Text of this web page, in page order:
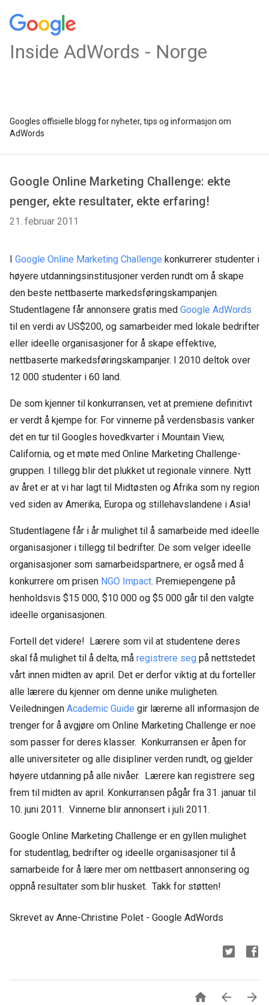
Inside AdWords - Norge
Googles offisielle blogg for nyheter, tips og informasjon om
AdWords
Google Online Marketing Challenge: ekte
penger, ekte resultater, ekte erfaring!
21. februar 2011
I Google Online Marketing Challenge konkurrerer studenter i
høyere utdanningsinstitusjoner verden rundt om å skape
den beste nettbaserte markedsføringskampanjen.
Studentlagene får annonsere gratis med Google AdWords
til en verdi av US$200, og samarbeider med lokale bedrifter
eller ideelle organisasjoner for å skape effektive,
nettbaserte markedsføringskampanjer. I 2010 deltok over
12 000 studenter i 60 land.
De som kjenner til konkurransen, vet at premiene definitivt
er verdt å kjempe for. For vinnerne på verdensbasis vanker
det en tur til Googles hovedkvarter i Mountain View,
California, og et møte med Online Marketing Challenge-
gruppen. I tillegg blir det plukket ut regionale vinnere. Nytt
av året er at vi har lagt til Midtøsten og Afrika som ny region
ved siden av Amerika, Europa og stillehavslandene i Asia!
Studentlagene får i år mulighet til å samarbeide med ideelle
organisasjoner i tillegg til bedrifter. De som velger ideelle
organisasjoner som samarbeidspartnere, er også med å
konkurrere om prisen NGO Impact. Premiepengene på
henholdsvis $15 000, $10 000 og $5 000 går til den valgte
ideelle organisasjonen.
Fortell det videre! Lærere som vil at studentene deres
skal få mulighet til å delta, må registrere seg på nettstedet
vårt innen midten av april. Det er derfor viktig at du forteller
alle lærere du kjenner om denne unike muligheten.
Veiledningen Academic Guide gir lærerne all informasjon de
trenger for å avgjøre om Online Marketing Challenge er noe
som passer for deres klasser. Konkurransen er åpen for
alle universiteter og alle disipliner verden rundt, og gjelder
høyere utdanning på alle nivåer. Lærere kan registrere seg
frem til midten av april. Konkurransen pågår fra 31. januar til
10. juni 2011. Vinnerne blir annonsert i juli 2011.
Google Online Marketing Challenge er en gyllen mulighet
for studentlag, bedrifter og ideelle organisasjoner til å
samarbeide for å lære mer om nettbasert annonsering og
oppnå resultater som blir husket. Takk for støtten!
Skrevet av Anne-Christine Polet - Google AdWords
  